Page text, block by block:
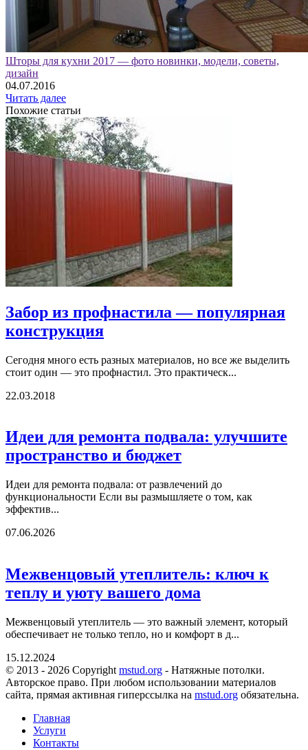
Шторы для кухни 2017 — фото новинки, модели, советы,
дизайн
04.07.2016
Читать далее
Похожие статьи
Забор из профнастила — популярная
конструкция
Сегодня много есть разных материалов, но все же выделить
стоит один — это профнастил. Это практическ...
22.03.2018
Идеи для ремонта подвала: улучшите
пространство и бюджет
Идеи для ремонта подвала: от развлечений до
функциональности Если вы размышляете о том, как
эффектив...
07.06.2026
Межвенцовый утеплитель: ключ к
теплу и уюту вашего дома
Межвенцовый утеплитель — это важный элемент, который
обеспечивает не только тепло, но и комфорт в д...
15.12.2024
© 2013 - 2026 Copyright mstud.org - Натяжные потолки.
Авторское право. При любом использовании материалов
сайта, прямая активная гиперссылка на mstud.org обязательна.
Главная
Услуги
Контакты